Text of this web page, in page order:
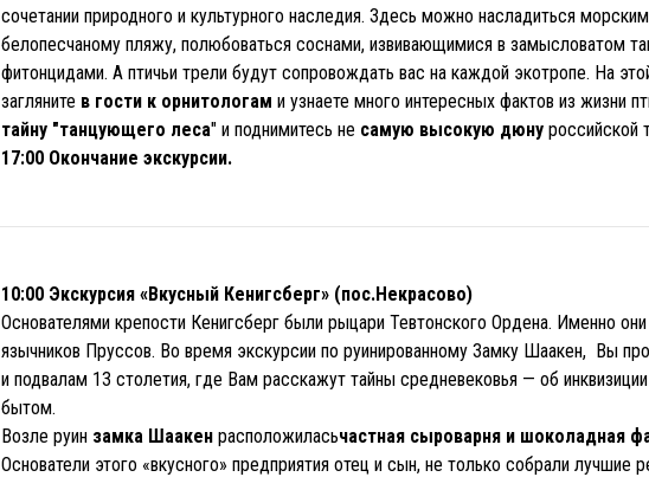
сочетании природного и культурного наследия. Здесь можно насладиться
белопесчаному пляжу, полюбоваться соснами, извивающимися в замысловатом
фитонцидами. А птичьи трели будут сопровождать вас на каждой экотропе. На
загляните в гости к орнитологам и узнаете много интересных фактов из жизни
тайну "танцующего леса" и поднимитесь не самую высокую дюну российской
17:00 Окончание экскурсии.
10:00 Экскурсия «Вкусный Кенигсберг» (пос.Некрасово)
Основателями крепости Кенигсберг были рыцари Тевтонского Ордена. Именно
язычников Пруссов. Во время экскурсии по руинированному Замку Шаакен, Вы
и подвалам 13 столетия, где Вам расскажут тайны средневековья — об
бытом.
Возле руин замка Шаакен расположиласьчастная сыроварня и шоколадная
Основатели этого «вкусного» предприятия отец и сын, не только собрали лучшие